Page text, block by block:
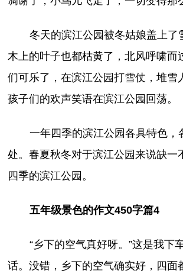
冬天的滨江公园被冬姑娘盖上了
木上的叶子也都枯黄了，北风呼啸而
们可乐了，在滨江公园打雪仗，堆雪
孩子们的欢声笑语在滨江公园回荡。
一年四季的滨江公园各具特色，
处。春夏秋冬对于滨江公园来说缺一
四季的滨江公园。
五年级景色的作文450字篇4
“乡下的空气真好呀。”这是我下
话。没错，乡下的空气确实好，四面